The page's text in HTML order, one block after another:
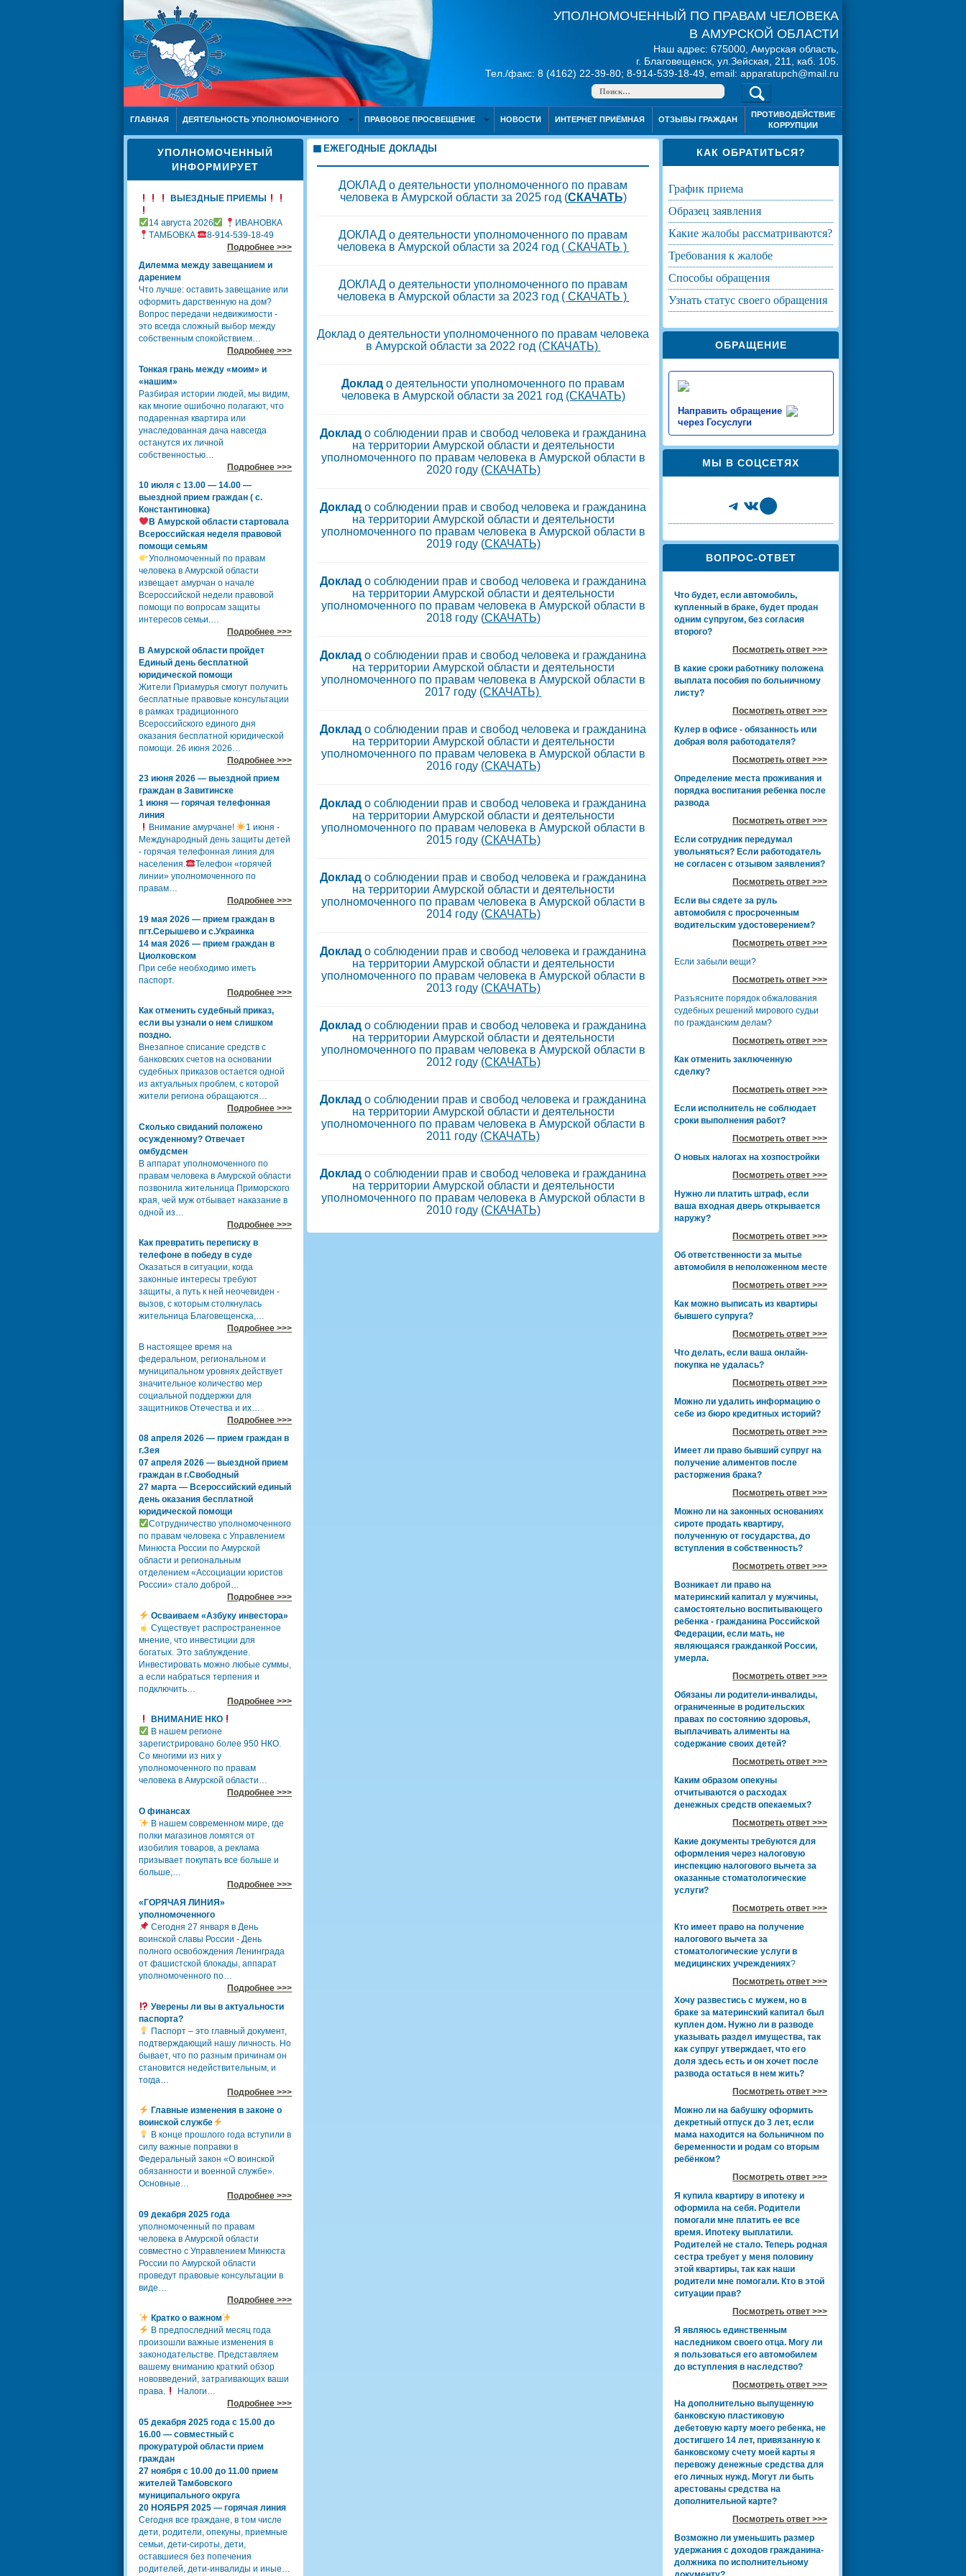
УПОЛНОМОЧЕННЫЙ ПО ПРАВАМ ЧЕЛОВЕКА
В АМУРСКОЙ ОБЛАСТИ
Наш адрес: 675000, Амурская область,
г. Благовещенск, ул.Зейская, 211, каб. 105.
Тел./факс: 8 (4162) 22-39-80; 8-914-539-18-49, email: apparatupch@mail.ru
ГЛАВНАЯ ДЕЯТЕЛЬНОСТЬ УПОЛНОМОЧЕННОГО ПРАВОВОЕ ПРОСВЕЩЕНИЕ НОВОСТИ ИНТЕРНЕТ ПРИЁМНАЯ ОТЗЫВЫ ГРАЖДАН
ПРОТИВОДЕЙСТВИЕ
КОРРУПЦИИ
УПОЛНОМОЧЕННЫЙ
ИНФОРМИРУЕТ
ВЫЕЗДНЫЕ ПРИЕМЫ
14 августа 2026
ИВАНОВКА
ТАМБОВКА
8-914-539-18-49
Подробнее >>>
Дилемма между завещанием и
дарением
Что лучше: оставить завещание или
оформить дарственную на дом?
Вопрос передачи недвижимости -
это всегда сложный выбор между
собственным спокойствием…
Подробнее >>>
Тонкая грань между «моим» и
«нашим»
Разбирая истории людей, мы видим,
как многие ошибочно полагают, что
подаренная квартира или
унаследованная дача навсегда
останутся их личной
собственностью…
Подробнее >>>
10 июля с 13.00 — 14.00 —
выездной прием граждан ( с.
Константиновка)
В Амурской области стартовала
Всероссийская неделя правовой
помощи семьям
Уполномоченный по правам
человека в Амурской области
извещает амурчан о начале
Всероссийской недели правовой
помощи по вопросам защиты
интересов семьи.…
Подробнее >>>
В Амурской области пройдет
Единый день бесплатной
юридической помощи
Жители Приамурья смогут получить
бесплатные правовые консультации
в рамках традиционного
Всероссийского единого дня
оказания бесплатной юридической
помощи. 26 июня 2026…
Подробнее >>>
23 июня 2026 — выездной прием
граждан в Завитинске
1 июня — горячая телефонная
линия
Внимание амурчане!
1 июня -
Международный день защиты детей
- горячая телефонная линия для
населения.
Телефон «горячей
линии» уполномоченного по
правам…
Подробнее >>>
19 мая 2026 — прием граждан в
пгт.Серышево и с.Украинка
14 мая 2026 — прием граждан в
Циолковском
При себе необходимо иметь
паспорт.
Подробнее >>>
Как отменить судебный приказ,
если вы узнали о нем слишком
поздно.
Внезапное списание средств с
банковских счетов на основании
судебных приказов остается одной
из актуальных проблем, с которой
жители региона обращаются…
Подробнее >>>
Сколько свиданий положено
осужденному? Отвечает
омбудсмен
В аппарат уполномоченного по
правам человека в Амурской области
позвонила жительница Приморского
края, чей муж отбывает наказание в
одной из…
Подробнее >>>
Как превратить переписку в
телефоне в победу в суде
Оказаться в ситуации, когда
законные интересы требуют
защиты, а путь к ней неочевиден -
вызов, с которым столкнулась
жительница Благовещенска,…
Подробнее >>>
В настоящее время на
федеральном, региональном и
муниципальном уровнях действует
значительное количество мер
социальной поддержки для
защитников Отечества и их…
Подробнее >>>
08 апреля 2026 — прием граждан в
г.Зея
07 апреля 2026 — выездной прием
граждан в г.Свободный
27 марта — Всероссийский единый
день оказания бесплатной
юридической помощи
Сотрудничество уполномоченного
по правам человека с Управлением
Минюста России по Амурской
области и региональным
отделением «Ассоциации юристов
России» стало доброй…
Подробнее >>>
Осваиваем «Азбуку инвестора»
Существует распространенное
мнение, что инвестиции для
богатых. Это заблуждение.
Инвестировать можно любые суммы,
а если набраться терпения и
подключить…
Подробнее >>>
ВНИМАНИЕ НКО
В нашем регионе
зарегистрировано более 950 НКО.
Со многими из них у
уполномоченного по правам
человека в Амурской области…
Подробнее >>>
О финансах
В нашем современном мире, где
полки магазинов ломятся от
изобилия товаров, а реклама
призывает покупать все больше и
больше,…
Подробнее >>>
«ГОРЯЧАЯ ЛИНИЯ»
уполномоченного
Сегодня 27 января в День
воинской славы России - День
полного освобождения Ленинграда
от фашистской блокады, аппарат
уполномоченного по…
Подробнее >>>
Уверены ли вы в актуальности
паспорта?
Паспорт – это главный документ,
подтверждающий нашу личность. Но
бывает, что по разным причинам он
становится недействительным, и
тогда…
Подробнее >>>
Главные изменения в законе о
воинской службе
В конце прошлого года вступили в
силу важные поправки в
Федеральный закон «О воинской
обязанности и военной службе».
Основные…
Подробнее >>>
09 декабря 2025 года
уполномоченный по правам
человека в Амурской области
совместно с Управлением Минюста
России по Амурской области
проведут правовые консультации в
виде…
Подробнее >>>
Кратко о важном
В предпоследний месяц года
произошли важные изменения в
законодательстве. Представляем
вашему вниманию краткий обзор
нововведений, затрагивающих ваши
права.
Налоги…
Подробнее >>>
05 декабря 2025 года с 15.00 до
16.00 — совместный с
прокуратурой области прием
граждан
27 ноября с 10.00 до 11.00 прием
жителей Тамбовского
муниципального округа
20 НОЯБРЯ 2025 — горячая линия
Сегодня все граждане, в том числе
дети, родители, опекуны, приемные
семьи, дети-сироты, дети,
оставшиеся без попечения
родителей, дети-инвалиды и иные…
ЕЖЕГОДНЫЕ ДОКЛАДЫ
ДОКЛАД о деятельности уполномоченного по правам
человека в Амурской области за 2025 год (СКАЧАТЬ)
ДОКЛАД о деятельности уполномоченного по правам
человека в Амурской области за 2024 год ( СКАЧАТЬ )
ДОКЛАД о деятельности уполномоченного по правам
человека в Амурской области за 2023 год ( СКАЧАТЬ )
Доклад о деятельности уполномоченного по правам человека
в Амурской области за 2022 год (СКАЧАТЬ)
Доклад о деятельности уполномоченного по правам
человека в Амурской области за 2021 год (СКАЧАТЬ)
Доклад о соблюдении прав и свобод человека и гражданина
на территории Амурской области и деятельности
уполномоченного по правам человека в Амурской области в
2020 году (СКАЧАТЬ)
Доклад о соблюдении прав и свобод человека и гражданина
на территории Амурской области и деятельности
уполномоченного по правам человека в Амурской области в
2019 году (СКАЧАТЬ)
Доклад о соблюдении прав и свобод человека и гражданина
на территории Амурской области и деятельности
уполномоченного по правам человека в Амурской области в
2018 году (СКАЧАТЬ)
Доклад о соблюдении прав и свобод человека и гражданина
на территории Амурской области и деятельности
уполномоченного по правам человека в Амурской области в
2017 году (СКАЧАТЬ)
Доклад о соблюдении прав и свобод человека и гражданина
на территории Амурской области и деятельности
уполномоченного по правам человека в Амурской области в
2016 году (СКАЧАТЬ)
Доклад о соблюдении прав и свобод человека и гражданина
на территории Амурской области и деятельности
уполномоченного по правам человека в Амурской области в
2015 году (СКАЧАТЬ)
Доклад о соблюдении прав и свобод человека и гражданина
на территории Амурской области и деятельности
уполномоченного по правам человека в Амурской области в
2014 году (СКАЧАТЬ)
Доклад о соблюдении прав и свобод человека и гражданина
на территории Амурской области и деятельности
уполномоченного по правам человека в Амурской области в
2013 году (СКАЧАТЬ)
Доклад о соблюдении прав и свобод человека и гражданина
на территории Амурской области и деятельности
уполномоченного по правам человека в Амурской области в
2012 году (СКАЧАТЬ)
Доклад о соблюдении прав и свобод человека и гражданина
на территории Амурской области и деятельности
уполномоченного по правам человека в Амурской области в
2011 году (СКАЧАТЬ)
Доклад о соблюдении прав и свобод человека и гражданина
на территории Амурской области и деятельности
уполномоченного по правам человека в Амурской области в
2010 году (СКАЧАТЬ)
КАК ОБРАТИТЬСЯ?
график приема
образец заявления
какие жалобы рассматриваются?
требования к жалобе
способы обращения
узнать статус своего обращения
ОБРАЩЕНИЕ
Направить обращение
через Госуслуги
МЫ В СОЦСЕТЯХ
Telegram
VKShare Icon
ВОПРОС-ОТВЕТ
Что будет, если автомобиль,
купленный в браке, будет продан
одним супругом, без согласия
второго?
Посмотреть ответ >>>
В какие сроки работнику положена
выплата пособия по больничному
листу?
Посмотреть ответ >>>
Кулер в офисе - обязанность или
добрая воля работодателя?
Посмотреть ответ >>>
Определение места проживания и
порядка воспитания ребенка после
развода
Посмотреть ответ >>>
Если сотрудник передумал
увольняться? Если работодатель
не согласен с отзывом заявления?
Посмотреть ответ >>>
Если вы сядете за руль
автомобиля с просроченным
водительским удостоверением?
Посмотреть ответ >>>
Если забыли вещи?
Посмотреть ответ >>>
Разъясните порядок обжалования
судебных решений мирового судьи
по гражданским делам?
Посмотреть ответ >>>
Как отменить заключенную
сделку?
Посмотреть ответ >>>
Если исполнитель не соблюдает
сроки выполнения работ?
Посмотреть ответ >>>
О новых налогах на хозпостройки
Посмотреть ответ >>>
Нужно ли платить штраф, если
ваша входная дверь открывается
наружу?
Посмотреть ответ >>>
Об ответственности за мытье
автомобиля в неположенном месте
Посмотреть ответ >>>
Как можно выписать из квартиры
бывшего супруга?
Посмотреть ответ >>>
Что делать, если ваша онлайн-
покупка не удалась?
Посмотреть ответ >>>
Можно ли удалить информацию о
себе из бюро кредитных историй?
Посмотреть ответ >>>
Имеет ли право бывший супруг на
получение алиментов после
расторжения брака?
Посмотреть ответ >>>
Можно ли на законных основаниях
сироте продать квартиру,
полученную от государства, до
вступления в собственность?
Посмотреть ответ >>>
Возникает ли право на
материнский капитал у мужчины,
самостоятельно воспитывающего
ребенка - гражданина Российской
Федерации, если мать, не
являющаяся гражданкой России,
умерла.
Посмотреть ответ >>>
Обязаны ли родители-инвалиды,
ограниченные в родительских
правах по состоянию здоровья,
выплачивать алименты на
содержание своих детей?
Посмотреть ответ >>>
Каким образом опекуны
отчитываются о расходах
денежных средств опекаемых?
Посмотреть ответ >>>
Какие документы требуются для
оформления через налоговую
инспекцию налогового вычета за
оказанные стоматологические
услуги?
Посмотреть ответ >>>
Кто имеет право на получение
налогового вычета за
стоматологические услуги в
медицинских учреждениях?
Посмотреть ответ >>>
Хочу развестись с мужем, но в
браке за материнский капитал был
куплен дом. Нужно ли в разводе
указывать раздел имущества, так
как супруг утверждает, что его
доля здесь есть и он хочет после
развода остаться в нем жить?
Посмотреть ответ >>>
Можно ли на бабушку оформить
декретный отпуск до 3 лет, если
мама находится на больничном по
беременности и родам со вторым
ребёнком?
Посмотреть ответ >>>
Я купила квартиру в ипотеку и
оформила на себя. Родители
помогали мне платить ее все
время. Ипотеку выплатили.
Родителей не стало. Теперь родная
сестра требует у меня половину
этой квартиры, так как наши
родители мне помогали. Кто в этой
ситуации прав?
Посмотреть ответ >>>
Я являюсь единственным
наследником своего отца. Могу ли
я пользоваться его автомобилем
до вступления в наследство?
Посмотреть ответ >>>
На дополнительно выпущенную
банковскую пластиковую
дебетовую карту моего ребенка, не
достигшего 14 лет, привязанную к
банковскому счету моей карты я
перевожу денежные средства для
его личных нужд. Могут ли быть
арестованы средства на
дополнительной карте?
Посмотреть ответ >>>
Возможно ли уменьшить размер
удержания с доходов гражданина-
должника по исполнительному